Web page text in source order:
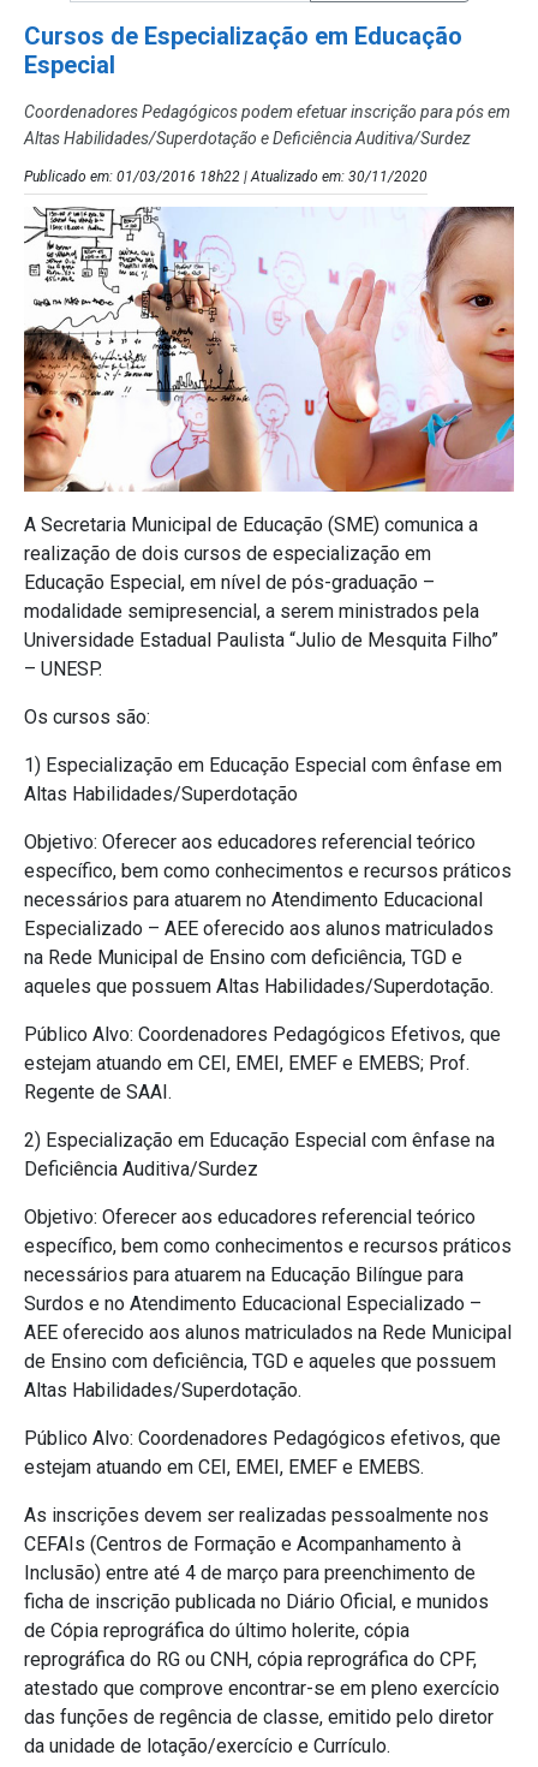
Cursos de Especialização em Educação
Especial
Coordenadores Pedagógicos podem efetuar inscrição para pós em
Altas Habilidades/Superdotação e Deficiência Auditiva/Surdez
Publicado em: 01/03/2016 18h22 | Atualizado em: 30/11/2020
A Secretaria Municipal de Educação (SME) comunica a
realização de dois cursos de especialização em
Educação Especial, em nível de pós-graduação –
modalidade semipresencial, a serem ministrados pela
Universidade Estadual Paulista “Julio de Mesquita Filho”
– UNESP.
Os cursos são:
1) Especialização em Educação Especial com ênfase em
Altas Habilidades/Superdotação
Objetivo: Oferecer aos educadores referencial teórico
específico, bem como conhecimentos e recursos práticos
necessários para atuarem no Atendimento Educacional
Especializado – AEE oferecido aos alunos matriculados
na Rede Municipal de Ensino com deficiência, TGD e
aqueles que possuem Altas Habilidades/Superdotação.
Público Alvo: Coordenadores Pedagógicos Efetivos, que
estejam atuando em CEI, EMEI, EMEF e EMEBS; Prof.
Regente de SAAI.
2) Especialização em Educação Especial com ênfase na
Deficiência Auditiva/Surdez
Objetivo: Oferecer aos educadores referencial teórico
específico, bem como conhecimentos e recursos práticos
necessários para atuarem na Educação Bilíngue para
Surdos e no Atendimento Educacional Especializado –
AEE oferecido aos alunos matriculados na Rede Municipal
de Ensino com deficiência, TGD e aqueles que possuem
Altas Habilidades/Superdotação.
Público Alvo: Coordenadores Pedagógicos efetivos, que
estejam atuando em CEI, EMEI, EMEF e EMEBS.
As inscrições devem ser realizadas pessoalmente nos
CEFAIs (Centros de Formação e Acompanhamento à
Inclusão) entre até 4 de março para preenchimento de
ficha de inscrição publicada no Diário Oficial, e munidos
de Cópia reprográfica do último holerite, cópia
reprográfica do RG ou CNH, cópia reprográfica do CPF,
atestado que comprove encontrar-se em pleno exercício
das funções de regência de classe, emitido pelo diretor
da unidade de lotação/exercício e Currículo.